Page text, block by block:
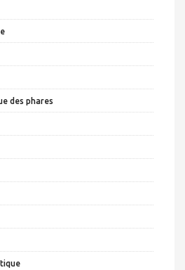
des phares